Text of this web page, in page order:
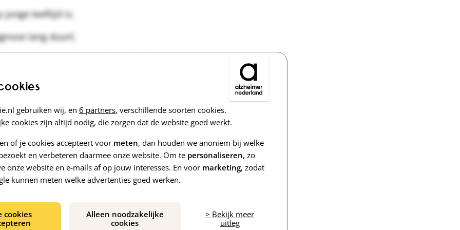
gebruiken wij, en 6 partners, verschillende soorten cookies.
cookies zijn altijd nodig, die zorgen dat de website goed werkt.
of je cookies accepteert voor meten, dan houden we anoniem bij welke
en verbeteren daarmee onze website. Om te personaliseren, zo
onze website en e-mails af op jouw interesses. En voor marketing, zodat
kunnen meten welke advertenties goed werken.
cookies
Alleen noodzakelijke
cookies
> Bekijk meer
uitleg
jonge leeftijd is;
lang duurt;
en de neuroloog in het ziekenhuis;
kenmerken dementie heeft;
na de diagnose.
Toch was de
ik eindelijk wat de